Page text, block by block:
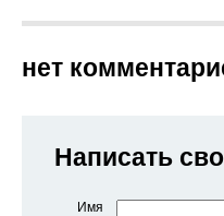
нет
Написать
Имя